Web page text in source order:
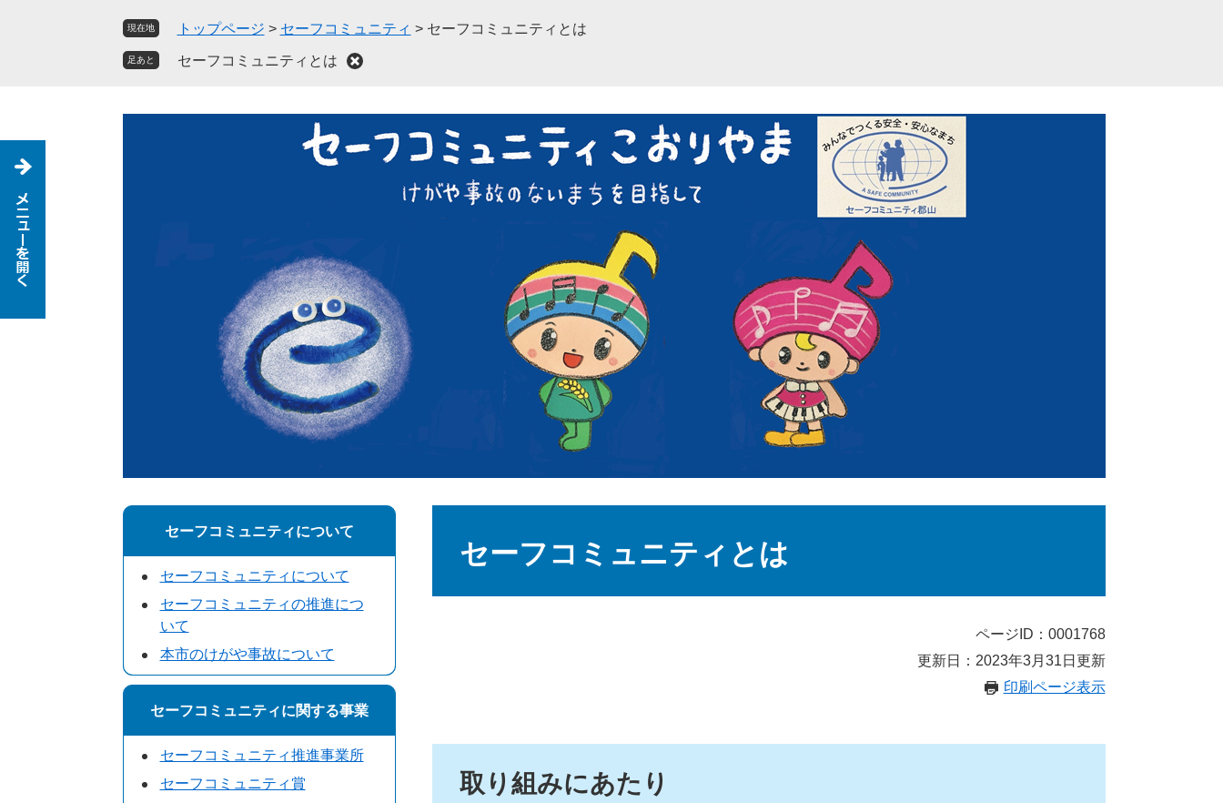
で
ば
現在地 トップページ > セーフコミュニティ > セーフコミュニティとは
足あと セーフコミュニティとは
セーフコミュニティとは
ページID：0001768
更新日：2023年3月31日更新
印刷ページ表示
取り組みにあたり
セーフコミュニティについて
セーフコミュニティについて
セーフコミュニティの推進につ
いて
本市のけがや事故について
セーフコミュニティに関する事業
セーフコミュニティ推進事業所
セーフコミュニティ賞